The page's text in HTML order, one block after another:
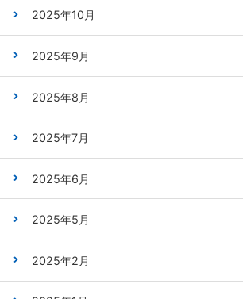
2025年10月
2025年9月
2025年8月
2025年7月
2025年6月
2025年5月
2025年2月